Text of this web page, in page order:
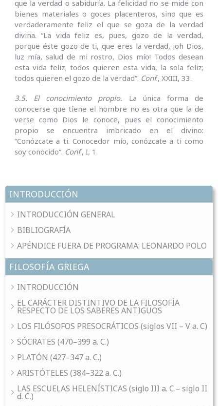
INTRODUCCIÓN
INTRODUCCIÓN GENERAL
BIBLIOGRAFÍA
APÉNDICE FUERA DE PROGRAMA: LEONARDO POLO
FILOSOFÍA GRIEGA
INTRODUCCIÓN
EL CARÁCTER DISTINTIVO DE LA FILOSOFÍA
RESPECTO DE LOS SABERES ANTIGUOS
LOS FILÓSOFOS PRESOCRÁTICOS (siglos VII – V a. C)
SÓCRATES (470–399 a. C.)
PLATÓN (427–347 a. C.)
ARISTÓTELES (384–322 a. C.)
LAS ESCUELAS HELENÍSTICAS (siglo III a. C.– siglo II
d. C.)
que la verdad o sabiduría. La felicidad no se mide con
bienes materiales o goces placen­teros, sino que es
verdaderamente feliz el que se goza de la verdad
divina. “La vida feliz es, pues, gozo de la verdad,
porque éste gozo de ti, que eres la verdad, ¡oh Dios,
luz mía, salud de mi rostro, Dios mío! Todos desean
esta vida feliz; todos quieren esta vida, la sola feliz;
todos quieren el gozo de la verdad”. Conf., XXIII, 33.
3.5. El conocimiento propio. La única forma de
conocerse que tiene el hombre no es otra que la de
verse como Dios le conoce, pues el conocimiento
propio se encuentra imbricado en el divino:
“Conózcate a ti. Conocedor mío, conózcate a ti como
soy conocido”. Conf., I, 1.